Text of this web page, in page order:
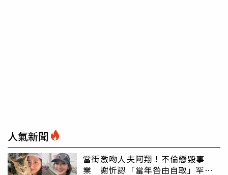
人氣新聞
當街激吻人夫阿翔！不倫戀毀事
業 謝忻認「當年咎由自取」罕吐